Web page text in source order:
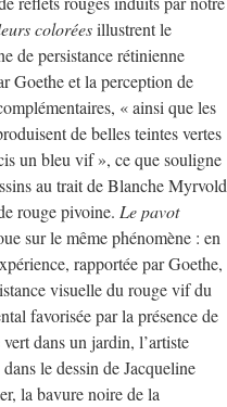
coloréesillustrent le
de persistance rétinienne
Goethe et la perception de
« ainsi que les
de belles teintes vertes
un bleu vif », ce que souligne
au trait de Blanche Myrvold
rouge pivoine. Le pavot
sur le même phénomène : en
rapportée par Goethe,
visuelle du rouge vif du
favorisée par la présence de
dans un jardin, l’artiste
le dessin de Jacqueline
la bavure noire de la